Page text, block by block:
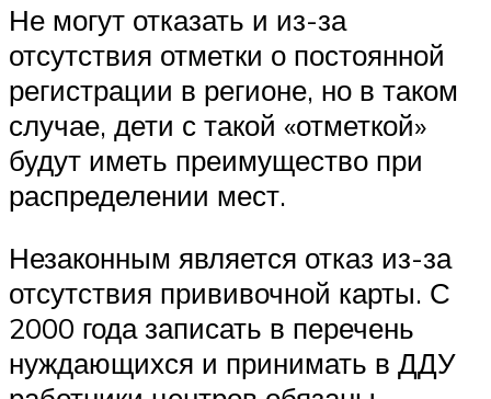
Не могут отказать и из-за
отсутствия отметки о постоянной
регистрации в регионе, но в таком
случае, дети с такой «отметкой»
будут иметь преимущество при
распределении мест.
Незаконным является отказ из-за
отсутствия прививочной карты. С
2000 года записать в перечень
нуждающихся и принимать в ДДУ